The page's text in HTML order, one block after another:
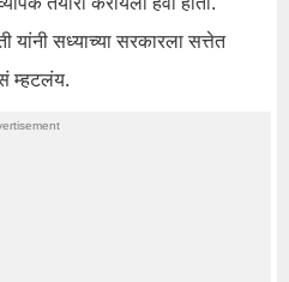
यांनी सध्याच्या सरकारला सत्तेत
म्हटलंय.